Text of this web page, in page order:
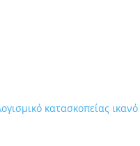
κατασκοπείας ικανό